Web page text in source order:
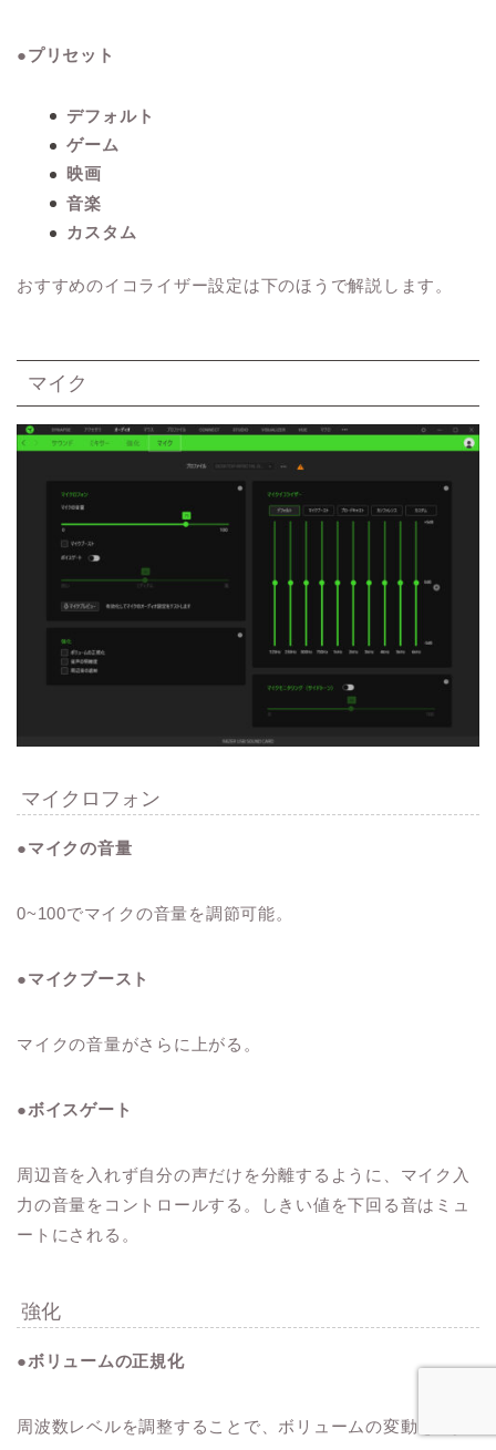
●プリセット
デフォルト
ゲーム
映画
音楽
カスタム
おすすめのイコライザー設定は下のほうで解説します。
マイク
マイクロフォン
●マイクの音量
0~100でマイクの音量を調節可能。
●マイクブースト
マイクの音量がさらに上がる。
●ボイスゲート
周辺音を入れず自分の声だけを分離するように、マイク入
力の音量をコントロールする。しきい値を下回る音はミュ
ートにされる。
強化
●ボリュームの正規化
周波数レベルを調整することで、ボリュームの変動を減少